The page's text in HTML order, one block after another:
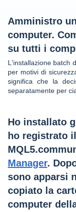
Amministro
computer.
su tutti i
L'installazione batch
per motivi di
significa che la
separatamente per
Ho installato
ho registrato
Manager.
sono apparsi
copiato la
computer